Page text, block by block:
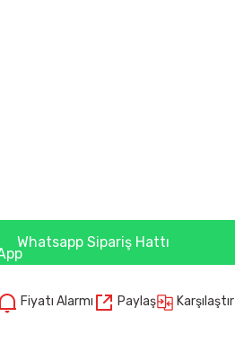
Whatsapp Sipariş Hattı
Fiyatı Alarmı Paylaş Karşılaştır